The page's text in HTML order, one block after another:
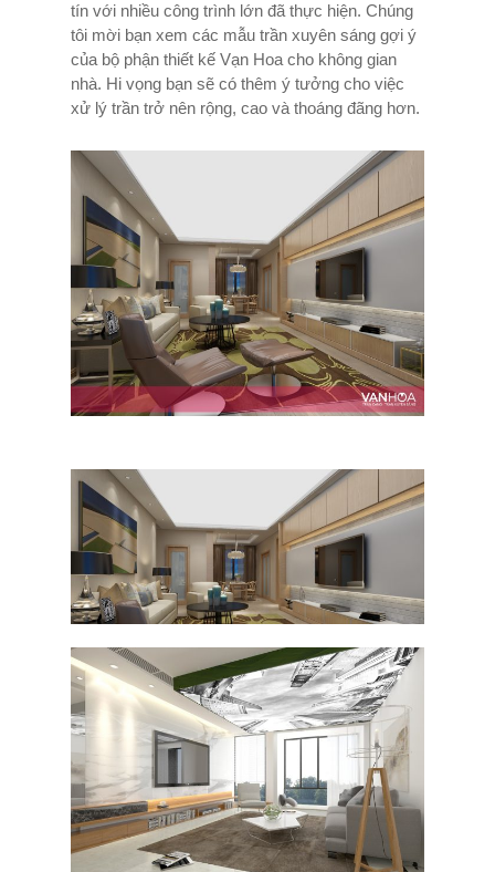
tín với nhiều công trình lớn đã thực hiện. Chúng
tôi mời bạn xem các mẫu trần xuyên sáng gợi ý
của bộ phận thiết kế Vạn Hoa cho không gian
nhà. Hi vọng bạn sẽ có thêm ý tưởng cho việc
xử lý trần trở nên rộng, cao và thoáng đãng hơn.